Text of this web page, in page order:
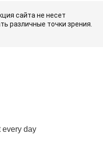
сайта не несет
различные точки зрения.